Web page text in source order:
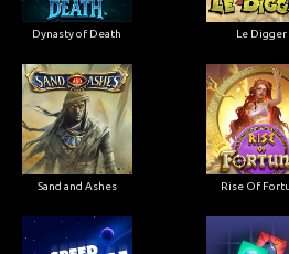
Dynasty of Death Le Digger
Sand and Ashes Rise Of